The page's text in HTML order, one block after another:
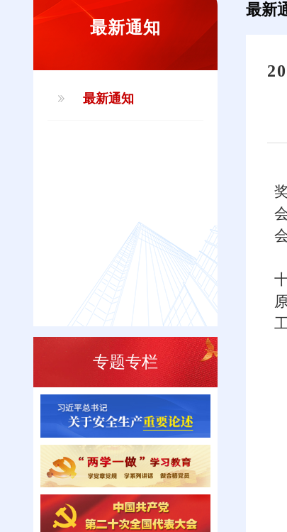
最新通知
最新通知
专题专栏
最新